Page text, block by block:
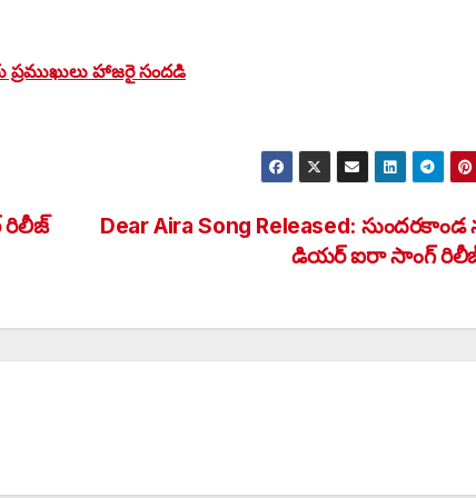
ప్రముఖులు హాజరై సంద‌డి
Dear Aira Song Released: సుందరకాండ
డియర్ ఐరా సాంగ్
రిలీజ్